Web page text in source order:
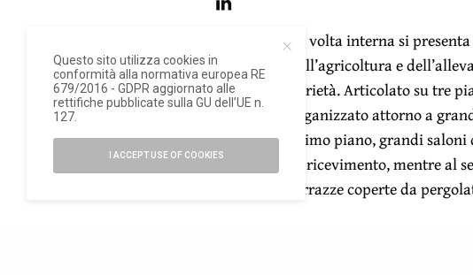
La volta interna si
dell’agricoltura e
varietà. Articolato su tre
organizzato attorno a
primo piano, grandi
di ricevimento, mentre al
terrazze coperte da
Questo sito utilizza cookies in
conformità alla normativa europea RE
679/2016 - GDPR aggiornato alle
rettifiche pubblicate sulla GU dell’UE n.
127.
I ACCEPT USE OF COOKIES